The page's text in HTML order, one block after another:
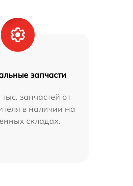
запчасти
запчастей от
в наличии на
складах.